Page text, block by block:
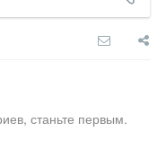
станьте первым.